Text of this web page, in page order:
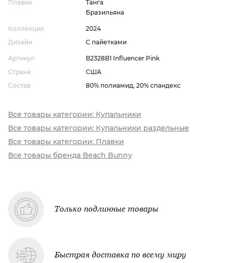
Плавки
Танга
Бразильяна
Коллекция
2024
Дизайн
С пайетками
Артикул
B2328B1 Influencer Pink
Страна
США
Состав
80% полиамид, 20% спандекс
Все товары категории: Купальники
Все товары категории: Купальники раздельные
Все товары категории: Плавки
Все товары бренда Beach Bunny
Только подлинные товары
Быстрая доставка по всему миру